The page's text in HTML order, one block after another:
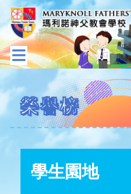
榮譽榜
學生園地